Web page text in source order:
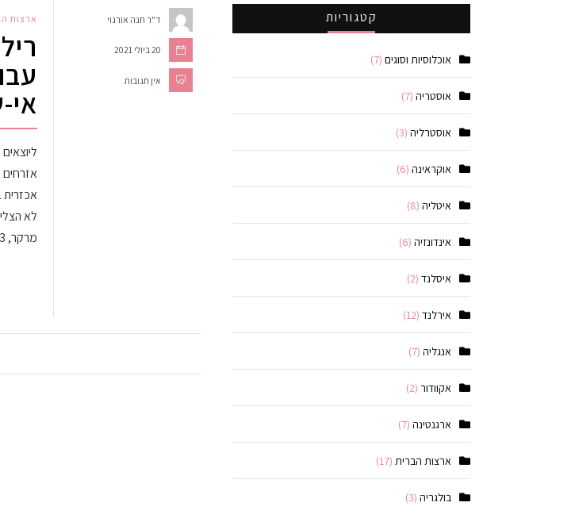
ד"ר חנה אורנוי
20 ביולי 2021
אין תגובות
ארצות
לא
מרקר, 29.12.13 שירותי הרווחה…
קטגוריות
אוכלוסיות וסוגים (7)
אוסטריה (7)
אוסטרליה (3)
אוקראינה (6)
איטליה (8)
אינדונזיה (6)
איסלנד (2)
אירלנד (12)
אנגליה (7)
אקוודור (2)
ארגנטינה (7)
ארצות הברית (17)
בולגריה (3)